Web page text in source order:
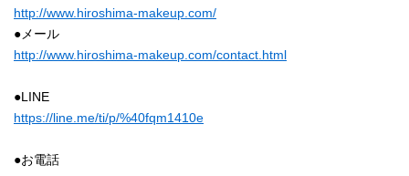
http://www.hiroshima-makeup.com/
●メール
http://www.hiroshima-makeup.com/contact.html
●LINE
https://line.me/ti/p/%40fqm1410e
●お電話